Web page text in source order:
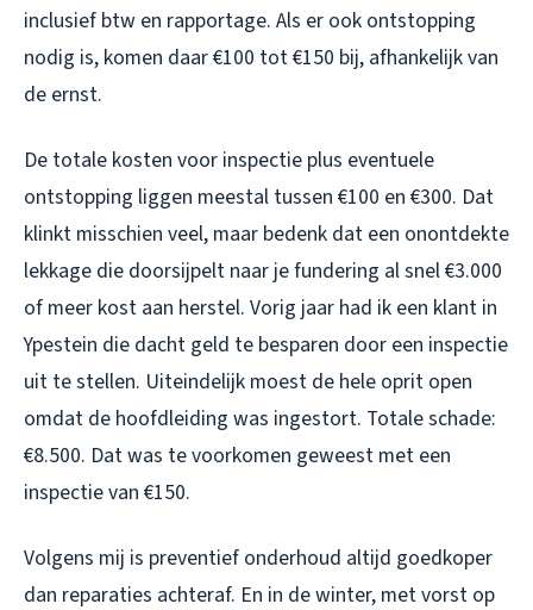
inclusief btw en rapportage. Als er ook ontstopping
nodig is, komen daar €100 tot €150 bij, afhankelijk van
de ernst.
De totale kosten voor inspectie plus eventuele
ontstopping liggen meestal tussen €100 en €300. Dat
klinkt misschien veel, maar bedenk dat een onontdekte
lekkage die doorsijpelt naar je fundering al snel €3.000
of meer kost aan herstel. Vorig jaar had ik een klant in
Ypestein die dacht geld te besparen door een inspectie
uit te stellen. Uiteindelijk moest de hele oprit open
omdat de hoofdleiding was ingestort. Totale schade:
€8.500. Dat was te voorkomen geweest met een
inspectie van €150.
Volgens mij is preventief onderhoud altijd goedkoper
dan reparaties achteraf. En in de winter, met vorst op